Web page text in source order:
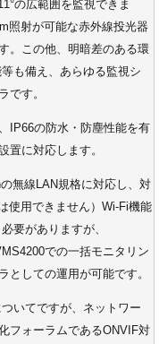
の広範囲を監視できま
照射が可能な赤外線投光器
。この他、明暗差のある環
も備え、あらゆる監視シ
です。
IP66の防水・防塵性能を有
置に対応します。
無線LAN規格に対応し、対
使用できません）Wi-Fi機能
要がありますが、
での一括モニタリン
としての運用が可能です。
いてですが、ネットワー
フォーラムであるONVIF対